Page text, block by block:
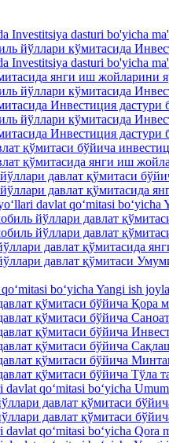
Investitsiya dasturi bo'yicha
йўллари кўмитасида
Investitsiya dasturi bo'yicha
янги иш жойларини
йўллари кўмитасида
Инвестиция дастури
йўллари кўмитасида
Инвестиция дастури
қўмитаси бўйича
қўмитасида янги иш
давлат қўмитаси
давлат қўмитасида
davlat qo‘mitasi bo‘yicha
йўллари давлат
йўллари давлат
давлат қўмитасида
давлат қўмитаси
bo‘yicha Yangi ish
қўмитаси бўйича
қўмитаси бўйича
қўмитаси бўйича
қўмитаси бўйича
қўмитаси бўйича
қўмитаси бўйича Тўла
qo‘mitasi bo‘yicha
давлат қўмитаси
давлат қўмитаси
qo‘mitasi bo‘yicha Qora